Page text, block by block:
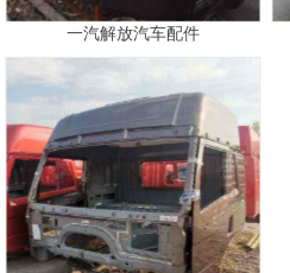
一汽解放汽车配件